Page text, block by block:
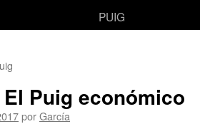
PUIG
Puig económico
porGarcía